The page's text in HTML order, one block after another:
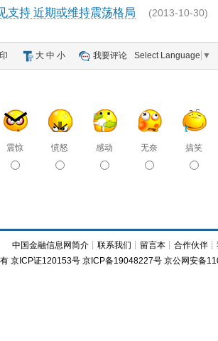
支持 近期或维持震荡格局 (2013-10-30)
大 中 小 我要评论 Select Language ▼
震惊 愤怒 感动 无奈 搞笑
中国金融信息网简介 ┊联系我们 ┊ 留言本 ┊合作伙伴 ┊
京ICP证120153号 京ICP备19048227号 京公网安备